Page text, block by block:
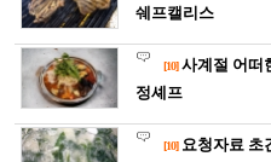
쉐프캘리스
[10] 사계절 어떠한 해
정셰프
[10] 요청자료 초간